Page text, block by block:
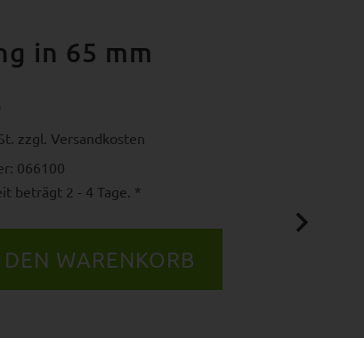
in 65 mm
zzgl. Versandkosten
066100
beträgt 2 - 4 Tage. *